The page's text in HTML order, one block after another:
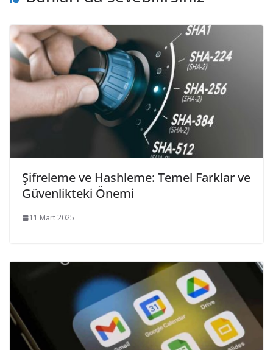
Şifreleme ve Hashleme: Temel Farklar ve
Güvenlikteki Önemi
11 Mart 2025